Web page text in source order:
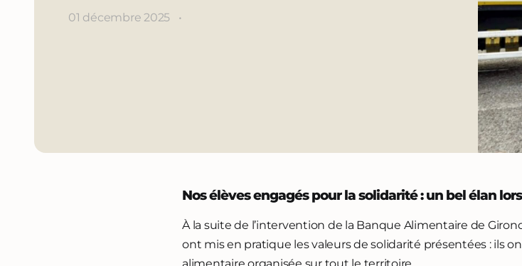
01 décembre 2025 •
Nos élèves engagés pour la solidarité : un bel élan
À la suite de l’intervention de la Banque Alimentaire de
ont mis en pratique les valeurs de solidarité présentées : ils